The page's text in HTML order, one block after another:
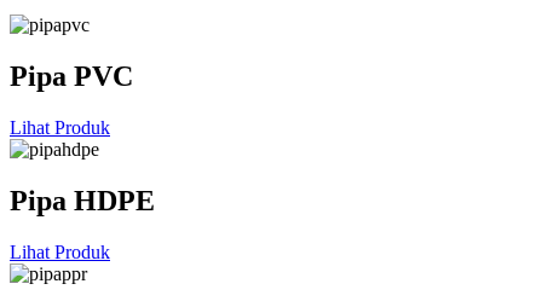
Pipa PVC
Lihat Produk
Pipa HDPE
Lihat Produk